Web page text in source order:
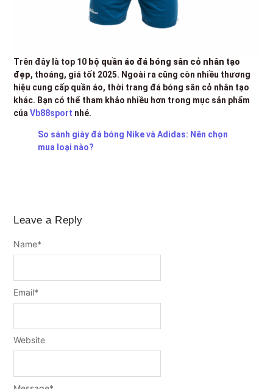
Trên đây là top 10 bộ quần áo đá bóng sân cỏ nhân tạo
đẹp, thoáng, giá tốt 2025. Ngoài ra cũng còn nhiều thương
hiệu cung cấp quần áo, thời trang đá bóng sân cỏ nhân tạo
khác. Bạn có thể tham khảo nhiều hơn trong mục sản phẩm
củaVb88sport nhé.
So sánh giày đá bóng Nike và Adidas: Nên chọn
mua loại nào?
Leave a Reply
Name*
Email*
Website